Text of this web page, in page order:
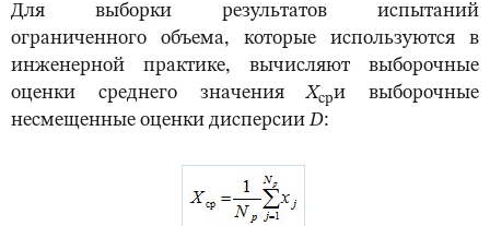
Для выборки результатов испытаний
ограниченного объема, которые используются в
инженерной практике, вычисляют выборочные
оценки среднего значенияXсри выборочные
несмещенные оценки дисперсииD: